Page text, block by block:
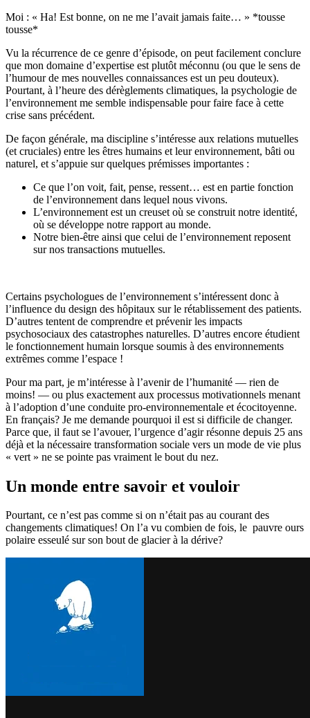
Moi : « Ha! Est bonne, on ne me l’avait jamais faite… » *tousse
tousse*
Vu la récurrence de ce genre d’épisode, on peut facilement conclure
que mon domaine d’expertise est plutôt méconnu (ou que le sens de
l’humour de mes nouvelles connaissances est un peu douteux).
Pourtant, à l’heure des dérèglements climatiques, la psychologie de
l’environnement me semble indispensable pour faire face à cette
crise sans précédent.
De façon générale, ma discipline s’intéresse aux relations mutuelles
(et cruciales) entre les êtres humains et leur environnement, bâti ou
naturel, et s’appuie sur quelques prémisses importantes :
Ce que l’on voit, fait, pense, ressent… est en partie fonction
de l’environnement dans lequel nous vivons.
L’environnement est un creuset où se construit notre identité,
où se développe notre rapport au monde.
Notre bien-être ainsi que celui de l’environnement reposent
sur nos transactions mutuelles.
Certains psychologues de l’environnement s’intéressent donc à
l’influence du design des hôpitaux sur le rétablissement des patients.
D’autres tentent de comprendre et prévenir les impacts
psychosociaux des catastrophes naturelles. D’autres encore étudient
le fonctionnement humain lorsque soumis à des environnements
extrêmes comme l’espace !
Pour ma part, je m’intéresse à l’avenir de l’humanité — rien de
moins! — ou plus exactement aux processus motivationnels menant
à l’adoption d’une conduite pro-environnementale et écocitoyenne.
En français? Je me demande pourquoi il est si difficile de changer.
Parce que, il faut se l’avouer, l’urgence d’agir résonne depuis 25 ans
déjà et la nécessaire transformation sociale vers un mode de vie plus
« vert » ne se pointe pas vraiment le bout du nez.
Un monde entre savoir et vouloir
Pourtant, ce n’est pas comme si on n’était pas au courant des
changements climatiques! On l’a vu combien de fois, le pauvre ours
polaire esseulé sur son bout de glacier à la dérive?